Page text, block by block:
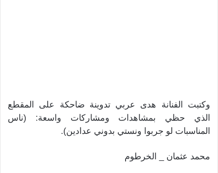
وكتبت الفنانة هدى عربي تدوينة ضاحكة على المقطع
الذي حظي بمشاهدات ومشاركات واسعة: (ناس
المناسبات لو جربوا ونستي بدوني عدادين).
محمد عثمان _ الخرطوم